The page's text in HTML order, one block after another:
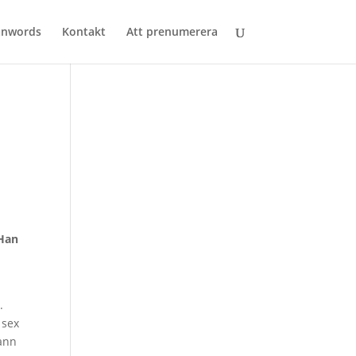
Kontakt Att prenumerera